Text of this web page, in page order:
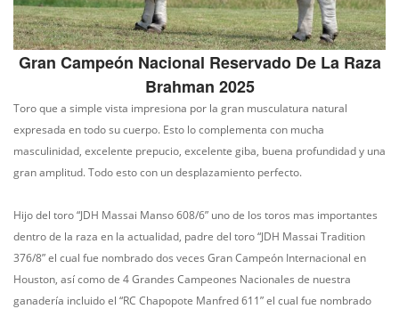
Gran Campeón Nacional Reservado De La Raza
Brahman 2025
Toro que a simple vista impresiona por la gran musculatura natural
expresada en todo su cuerpo. Esto lo complementa con mucha
masculinidad, excelente prepucio, excelente giba, buena profundidad y una
gran amplitud. Todo esto con un desplazamiento perfecto.
Hijo del toro “JDH Massai Manso 608/6” uno de los toros mas importantes
dentro de la raza en la actualidad, padre del toro “JDH Massai Tradition
376/8” el cual fue nombrado dos veces Gran Campeón Internacional en
Houston, así como de 4 Grandes Campeones Nacionales de nuestra
ganadería incluido el “RC Chapopote Manfred 611” el cual fue nombrado